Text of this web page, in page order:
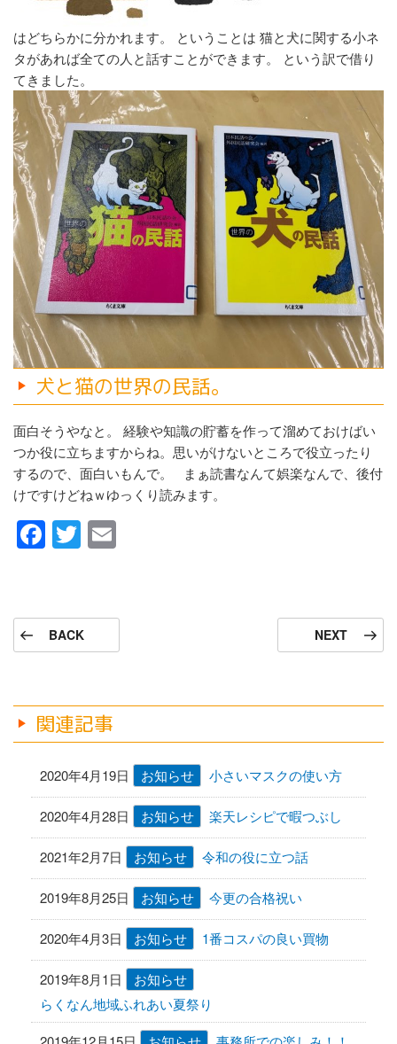
はどちらかに分かれます。 ということは 猫と犬に関する小ネ
タがあれば全ての人と話すことができます。 という訳で借り
てきました。
犬と猫の世界の民話。
面白そうやなと。 経験や知識の貯蓄を作って溜めておけばい
つか役に立ちますからね。思いがけないところで役立ったり
するので、面白いもんで。 まぁ読書なんて娯楽なんで、後付
けですけどねｗゆっくり読みます。
F
a
e
b
o
k
T
wi
er
投
稿
ゲ
ー
ョ
前
の
BACK
の
NEXT
関連記事
2020年4月19日 お知らせ 小さいマスクの使い方
2020年4月28日 お知らせ 楽天レシピで暇つぶし
2021年2月7日 お知らせ 令和の役に立つ話
2019年8月25日 お知らせ 今更の合格祝い
2020年4月3日 お知らせ 1番コスパの良い買物
2019年8月1日
お知らせ
らくなん地域ふれあい夏祭り